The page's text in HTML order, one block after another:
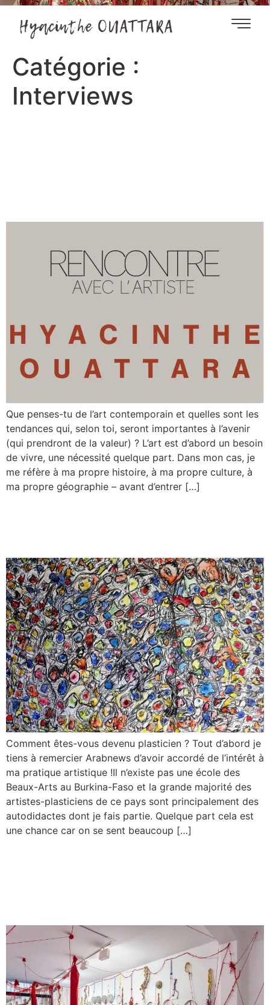
Catégorie :
Interviews
Que penses-tu de l’art contemporain et quelles sont les
tendances qui, selon toi, seront importantes à l’avenir
(qui prendront de la valeur) ? L’art est d’abord un besoin
de vivre, une nécessité quelque part. Dans mon cas, je
me réfère à ma propre histoire, à ma propre culture, à
ma propre géographie – avant d’entrer […]
Comment êtes-vous devenu plasticien ? Tout d’abord je
tiens à remercier Arabnews d’avoir accordé de l’intérêt à
ma pratique artistique !Il n’existe pas une école des
Beaux-Arts au Burkina-Faso et la grande majorité des
artistes-plasticiens de ce pays sont principalement des
autodidactes dont je fais partie. Quelque part cela est
une chance car on se sent beaucoup […]